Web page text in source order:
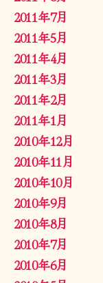
2011年7月
2011年5月
2011年4月
2011年3月
2011年2月
2011年1月
2010年12月
2010年11月
2010年10月
2010年9月
2010年8月
2010年7月
2010年6月